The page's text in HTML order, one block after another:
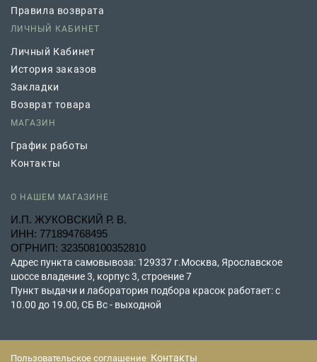
Правила возврата
ЛИЧНЫЙ КАБИНЕТ
Личный Кабинет
История заказов
Закладки
Возврат товара
МАГАЗИН
График работы
Контакты
О НАШЕМ МАГАЗИНЕ
И.П. ЖУКОВСКИЙ Р. В.
ИНН: 771894768495
ОГРНИП: 323508100352810
Адрес пункта самовывоза: 129337 г.Москва, Ярославское
шоссе владение 3, корпус 3, строение 7
Пункт выдачи и лаборатория подбора красок работает: с
10.00 до 19.00, СБ Вс - выходной
Пользовательское соглашение Контакты